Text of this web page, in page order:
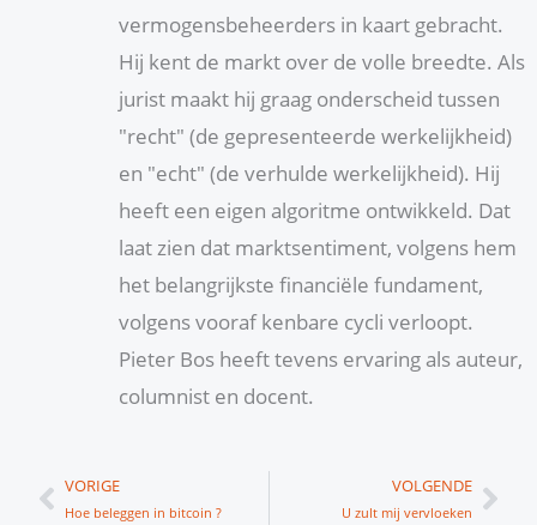
vermogensbeheerders in kaart gebracht.
Hij kent de markt over de volle breedte. Als
jurist maakt hij graag onderscheid tussen
"recht" (de gepresenteerde werkelijkheid)
en "echt" (de verhulde werkelijkheid). Hij
heeft een eigen algoritme ontwikkeld. Dat
laat zien dat marktsentiment, volgens hem
het belangrijkste financiële fundament,
volgens vooraf kenbare cycli verloopt.
Pieter Bos heeft tevens ervaring als auteur,
columnist en docent.
Vorige
VORIGE
Hoe beleggen in bitcoin ?
VOLGENDE
U zult mij vervloeken